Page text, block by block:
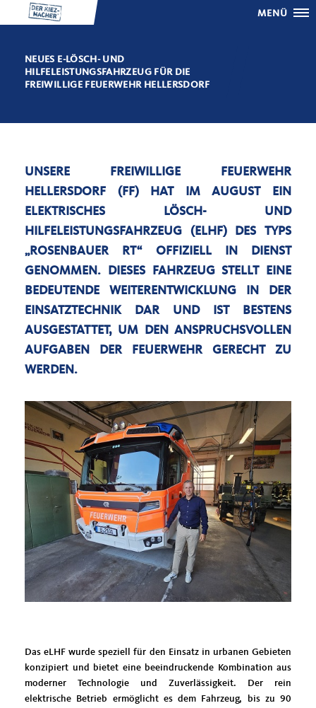
MENÜ
NEUES E-LÖSCH- UND
HILFELEISTUNGSFAHRZEUG FÜR DIE
FREIWILLIGE FEUERWEHR HELLERSDORF
UNSERE FREIWILLIGE FEUERWEHR
HELLERSDORF (FF) HAT IM AUGUST EIN
ELEKTRISCHES LÖSCH- UND
HILFELEISTUNGSFAHRZEUG (ELHF) DES TYPS
ROSENBAUER RT“ OFFIZIELL IN DIENST
GENOMMEN. DIESES FAHRZEUG STELLT EINE
BEDEUTENDE WEITERENTWICKLUNG IN DER
EINSATZTECHNIK DAR UND IST BESTENS
AUSGESTATTET, UM DEN ANSPRUCHSVOLLEN
AUFGABEN DER FEUERWEHR GERECHT ZU
WERDEN.
Das eLHF wurde speziell für den Einsatz in urbanen Gebieten
konzipiert und bietet eine beeindruckende Kombination aus
moderner Technologie und Zuverlässigkeit. Der rein
elektrische Betrieb ermöglicht es dem Fahrzeug, bis zu 90